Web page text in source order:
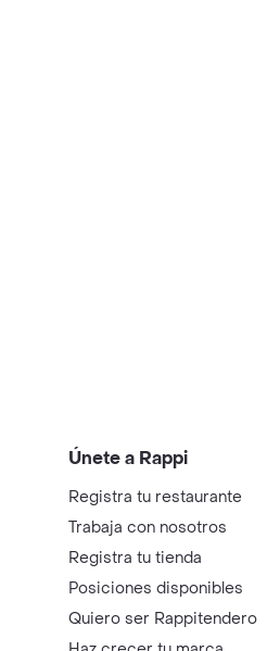
Únete a Rappi
Registra tu restaurante
Trabaja con nosotros
Registra tu tienda
Posiciones disponibles
Quiero ser Rappitendero